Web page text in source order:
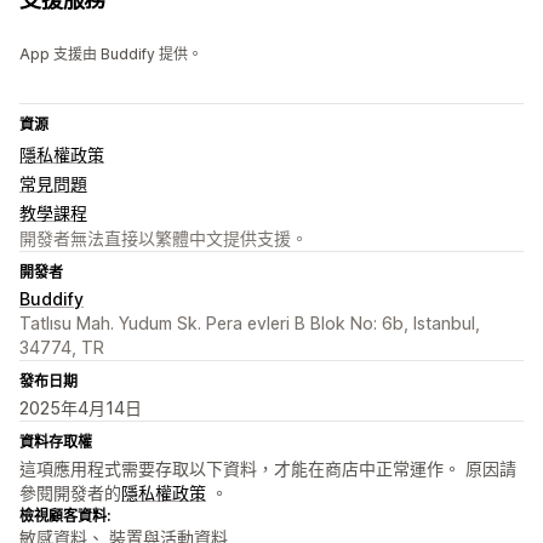
App 支援由 Buddify 提供。
資源
隱私權政策
常見問題
教學課程
開發者無法直接以繁體中文提供支援。
開發者
Buddify
Tatlısu Mah. Yudum Sk. Pera evleri B Blok No: 6b, Istanbul,
34774, TR
發布日期
2025年4月14日
資料存取權
這項應用程式需要存取以下資料，才能在商店中正常運作。 原因請
參閱開發者的隱私權政策 。
檢視顧客資料:
敏感資料、 裝置與活動資料